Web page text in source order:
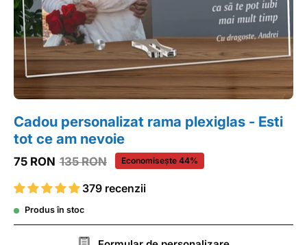
Cadou personalizat rama plexiglas - Esti
tot ce am nevoie
75 RON 135 RON Economisește 44%
379 recenzii
Produs în stoc